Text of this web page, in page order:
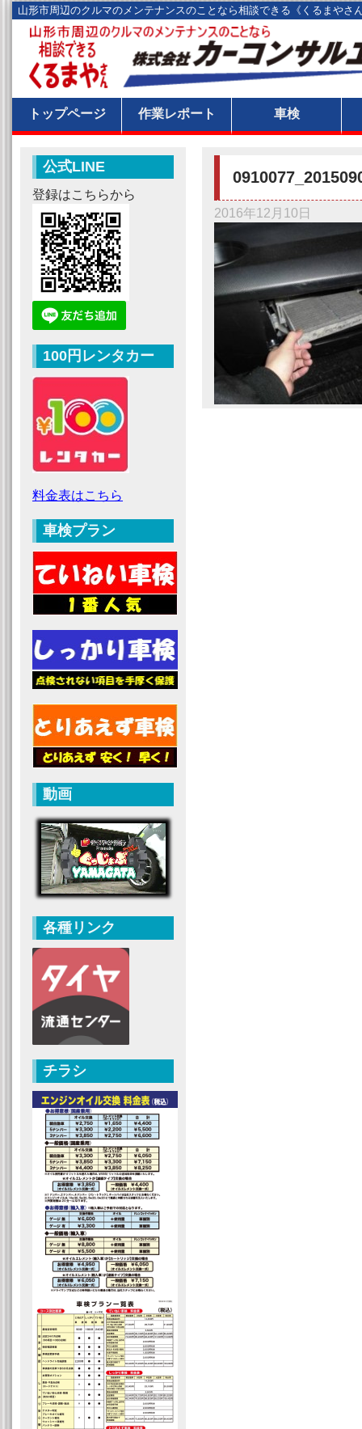
山形市周辺のクルマのメンテナンスのことなら相談できる《くるまや
トップページ 作業レポート 車検
2016年12月10日
公式LINE
登録はこちらから
100円レンタカー
料金表はこちら
車検プラン
動画
各種リンク
チラシ